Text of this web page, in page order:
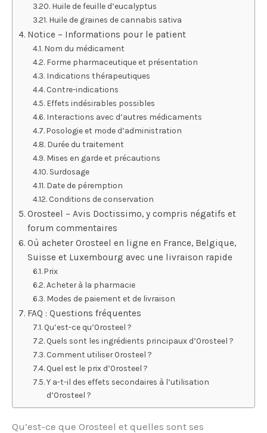
Huile de feuille d’eucalyptus
Huile de graines de cannabis sativa
Notice – Informations pour le patient
Nom du médicament
Forme pharmaceutique et présentation
Indications thérapeutiques
Contre-indications
Effets indésirables possibles
Interactions avec d’autres médicaments
Posologie et mode d’administration
Durée du traitement
Mises en garde et précautions
Surdosage
Date de péremption
Conditions de conservation
Orosteel – Avis Doctissimo, y compris négatifs et
forum commentaires
Où acheter Orosteel en ligne en France, Belgique,
Suisse et Luxembourg avec une livraison rapide
Prix
Acheter à la pharmacie
Modes de paiement et de livraison
FAQ : Questions fréquentes
Qu’est-ce qu’Orosteel ?
Quels sont les ingrédients principaux d’Orosteel ?
Comment utiliser Orosteel ?
Quel est le prix d’Orosteel ?
Y a-t-il des effets secondaires à l’utilisation
d’Orosteel ?
Qu’est-ce que Orosteel et quelles sont ses